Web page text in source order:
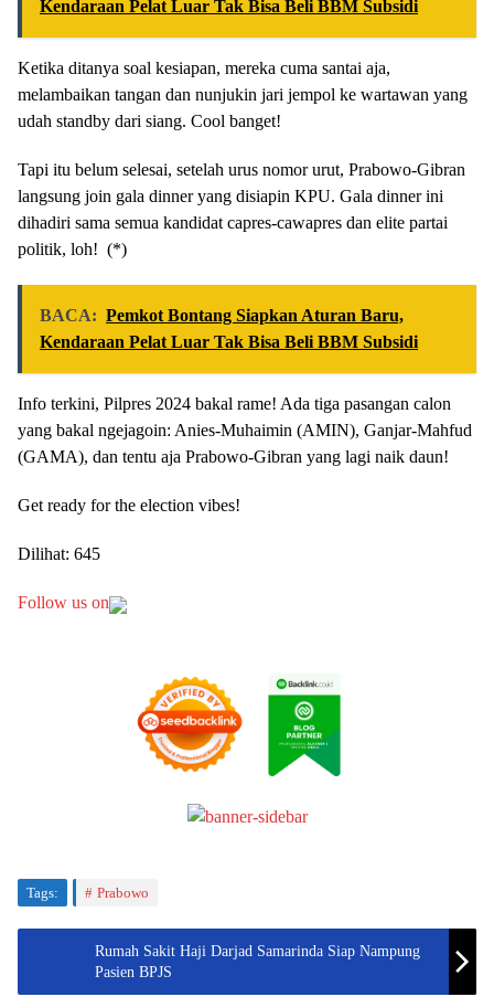
Kendaraan Pelat Luar Tak Bisa Beli BBM Subsidi
Ketika ditanya soal kesiapan, mereka cuma santai aja,
melambaikan tangan dan nunjukin jari jempol ke wartawan yang
udah standby dari siang. Cool banget!
Tapi itu belum selesai, setelah urus nomor urut, Prabowo-Gibran
langsung join gala dinner yang disiapin KPU. Gala dinner ini
dihadiri sama semua kandidat capres-cawapres dan elite partai
politik, loh! (*)
BACA: Pemkot Bontang Siapkan Aturan Baru,
Kendaraan Pelat Luar Tak Bisa Beli BBM Subsidi
Info terkini, Pilpres 2024 bakal rame! Ada tiga pasangan calon
yang bakal ngejagoin: Anies-Muhaimin (AMIN), Ganjar-Mahfud
(GAMA), dan tentu aja Prabowo-Gibran yang lagi naik daun!
Get ready for the election vibes!
Dilihat: 645
Follow us on
Tags: Prabowo
Rumah Sakit Haji Darjad Samarinda Siap Nampung
Pasien BPJS